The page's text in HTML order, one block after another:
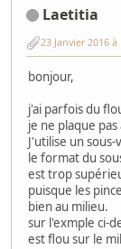
Laetitia
23 Janvier 2016 à
bonjour,
j'ai parfois du
je ne plaque
J'utilise un
le format du
est trop
puisque les
bien au milieu.
sur l'exmple ci-
est flou sur le